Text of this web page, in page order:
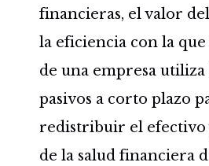
financieras, el valor
la eficiencia con la que
de una empresa utiliza
pasivos a corto plazo
redistribuir el efectivo
de la salud financiera